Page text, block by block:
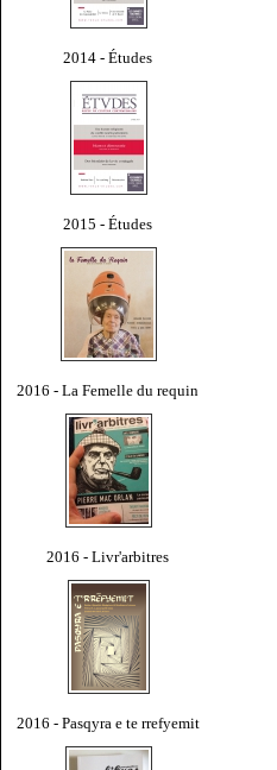
2014 - Études
2015 - Études
2016 - La Femelle du requin
2016 - Livr'arbitres
2016 - Pasqyra e te rrefyemit